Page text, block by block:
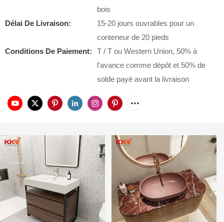
bois
Délai De Livraison:
15-20 jours ouvrables pour un
conteneur de 20 pieds
Conditions De Paiement:
T / T ou Western Union, 50% à
l'avance comme dépôt et 50% de
solde payé avant la livraison